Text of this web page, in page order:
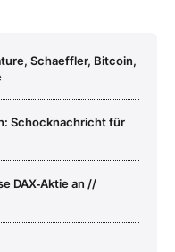
Schaeffler, Bitcoin,
Schocknachricht für
DAX‑Aktie an //